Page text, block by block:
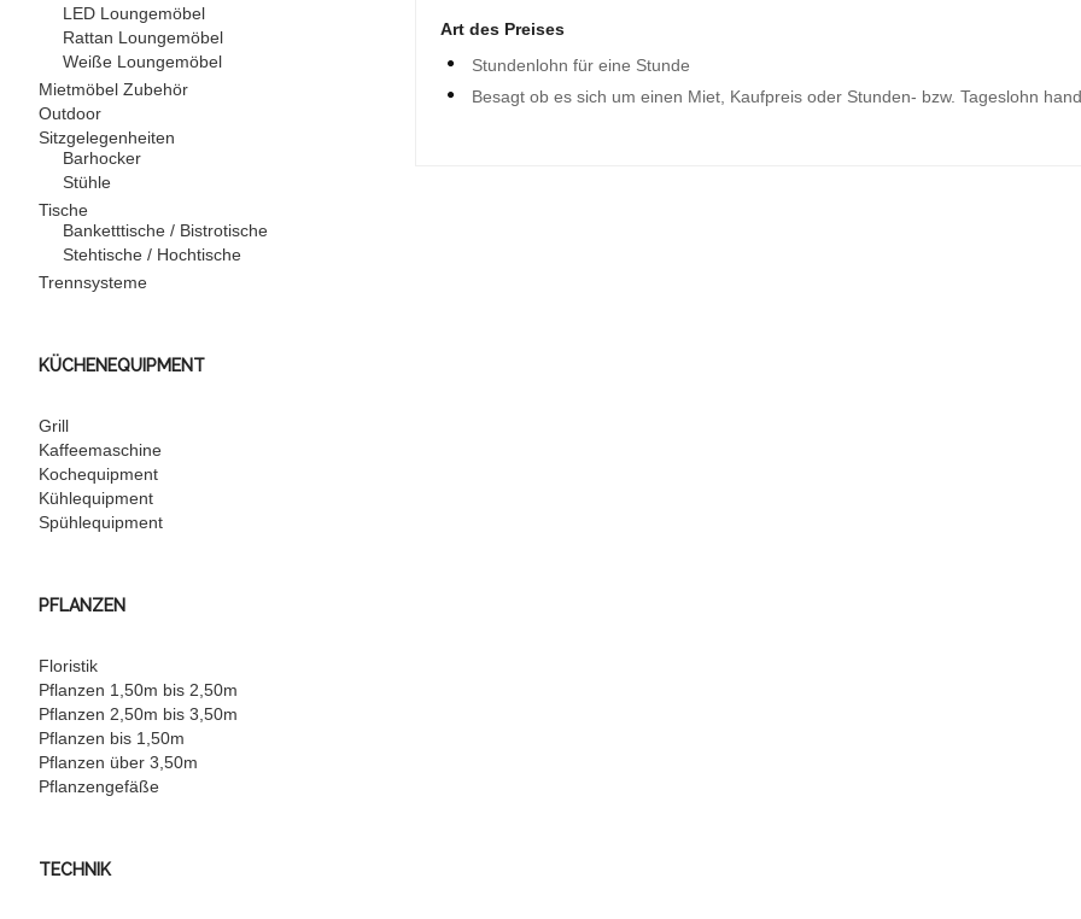
Art des Preises
Stundenlohn für eine Stunde
Besagt ob es sich um einen Miet, Kaufpreis oder Stunden- bzw. Tageslohn
LED Loungemöbel
Rattan Loungemöbel
Weiße Loungemöbel
Mietmöbel Zubehör
Outdoor
Sitzgelegenheiten
Barhocker
Stühle
Tische
Banketttische / Bistrotische
Stehtische / Hochtische
Trennsysteme
KÜCHENEQUIPMENT
Grill
Kaffeemaschine
Kochequipment
Kühlequipment
Spühlequipment
PFLANZEN
Floristik
Pflanzen 1,50m bis 2,50m
Pflanzen 2,50m bis 3,50m
Pflanzen bis 1,50m
Pflanzen über 3,50m
Pflanzengefäße
TECHNIK